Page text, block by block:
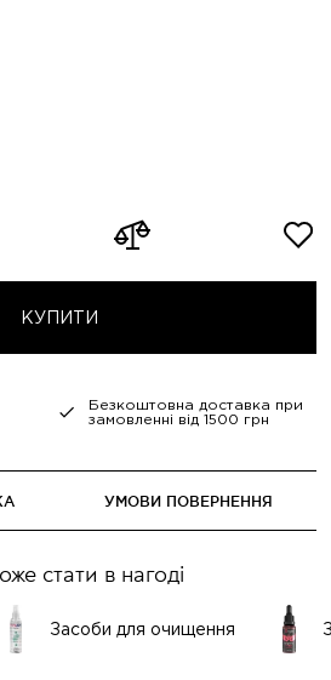
КУПИТИ
Безкоштовна доставка при
замовленні від 1500 грн
УМОВИ ПОВЕРНЕННЯ
стати в нагоді
Засоби для очищення